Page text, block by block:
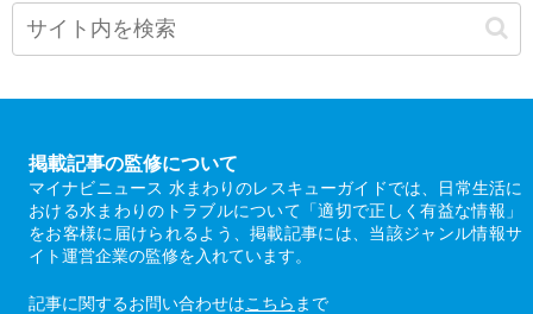
掲載記事の監修について
マイナビニュース 水まわりのレスキューガイドでは、日常生活に
おける水まわりのトラブルについて「適切で正しく有益な情報」
をお客様に届けられるよう、掲載記事には、当該ジャンル情報サ
イト運営企業の監修を入れています。
記事に関するお問い合わせはこちら まで